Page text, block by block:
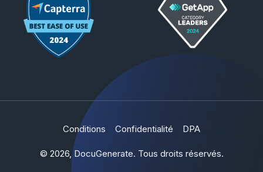
Conditions Confidentialité DPA
© 2026, DocuGenerate. Tous droits réservés.